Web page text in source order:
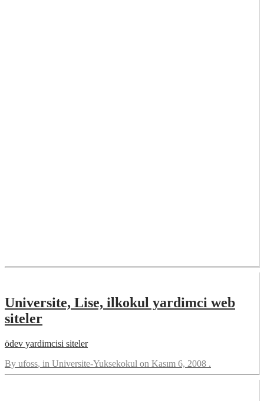
Universite, Lise, ilkokul yardimci web
siteler
ödev yardimcisi siteler
By ufoss, in Universite-Yuksekokul on Kasım 6, 2008 .